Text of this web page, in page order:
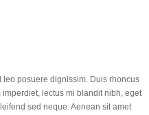
leo posuere dignissim. Duis rhoncus
lectus mi blandit nibh, eget
sed neque. Aenean sit amet